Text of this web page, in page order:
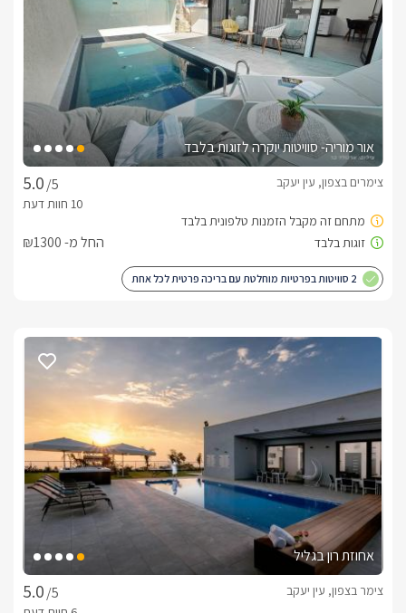
אור מוריה- סוויטות יוקרה לזוגות בלבד
/5
צימרים בצפון, עין יעקב
החל מ- ₪1300
2 סוויטות בפרטיות מוחלטת עם בריכה פרטית לכל אחת
אחוזת רון בגליל
/5
צימר בצפון, עין יעקב